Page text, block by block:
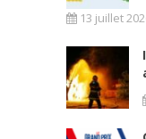
13 juillet